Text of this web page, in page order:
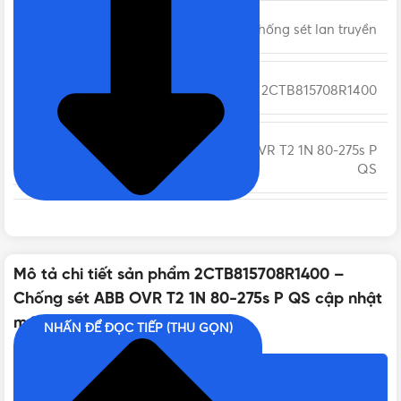
Thiết bị chống sét lan truyền
MÃ SẢN PHẨM 2CTB815708R1400
EXTENDED PRODUCT TYPE
OVR T2 1N 80-275s P
QS
LỚP CHỐNG SÉT 2 (II)
1 pha
Mô tả chi tiết sản phẩm 2CTB815708R1400 –
Chống sét ABB OVR T2 1N 80-275s P QS cập nhật
mới
Nội dung chính
NHẤN ĐỂ ĐỌC TIẾP (THU GỌN)